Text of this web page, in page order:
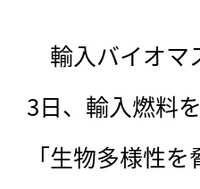
輸入バイオマ
3日、輸入燃料
「生物多様性